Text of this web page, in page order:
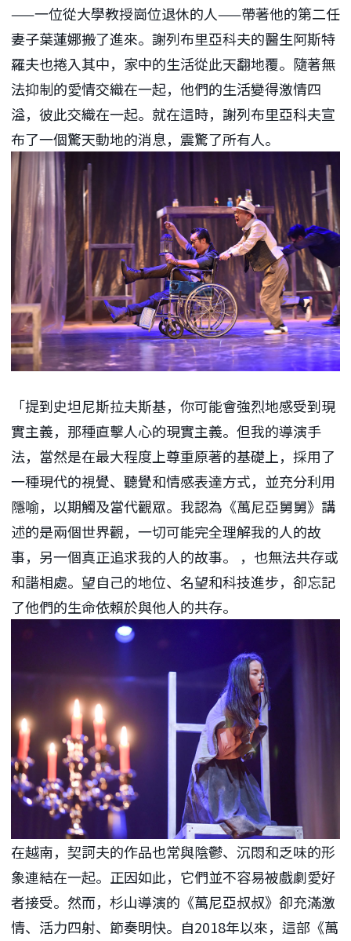
——一位從大學教授崗位退休的人——帶著他的第二任
妻子葉蓮娜搬了進來。謝列布里亞科夫的醫生阿斯特
羅夫也捲入其中，家中的生活從此天翻地覆。隨著無
法抑制的愛情交織在一起，他們的生活變得激情四
溢，彼此交織在一起。就在這時，謝列布里亞科夫宣
布了一個驚天動地的消息，震驚了所有人。
「提到史坦尼斯拉夫斯基，你可能會強烈地感受到現
實主義，那種直擊人心的現實主義。但我的導演手
法，當然是在最大程度上尊重原著的基礎上，採用了
一種現代的視覺、聽覺和情感表達方式，並充分利用
隱喻，以期觸及當代觀眾。我認為《萬尼亞舅舅》講
述的是兩個世界觀，一切可能完全理解我的人的故
事，另一個真正追求我的人的故事。 ，也無法共存或
和諧相處。望自己的地位、名望和科技進步，卻忘記
了他們的生命依賴於與他人的共存。
在越南，契訶夫的作品也常與陰鬱、沉悶和乏味的形
象連結在一起。正因如此，它們並不容易被戲劇愛好
者接受。然而，杉山導演的《萬尼亞叔叔》卻充滿激
情、活力四射、節奏明快。自2018年以來，這部《萬